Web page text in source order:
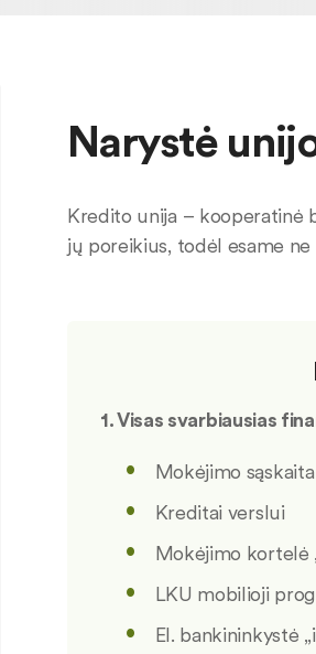
Narystė
Kredito unija – kooperatinė
jų poreikius, todėl esame
1. Visas svarbiausias
Mokėjimo sąskaita
Kreditai verslui
Mokėjimo kortelė
LKU mobilioji
El. bankininkystė